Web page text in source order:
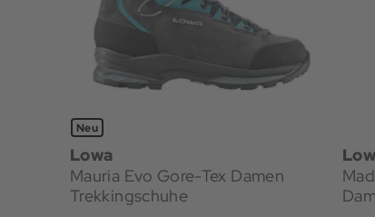
Neu
Lowa
Mauria Evo Gore-Tex Damen
Trekkingschuhe